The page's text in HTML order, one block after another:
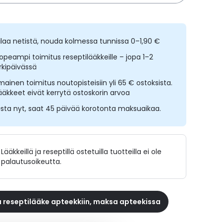
netistä, nouda kolmessa tunnissa 0–1,90 €
toimitus reseptilääkkeille – jopa 1–2
toimitus noutopisteisiin yli 65 € ostoksista.
eivät kerrytä ostoskorin arvoa
nyt, saat 45 päivää korotonta maksuaikaa.
Lääkkeillä ja reseptillä ostetuilla tuotteilla ei ole
palautusoikeutta.
reseptilääke apteekkiin, maksa apteekissa